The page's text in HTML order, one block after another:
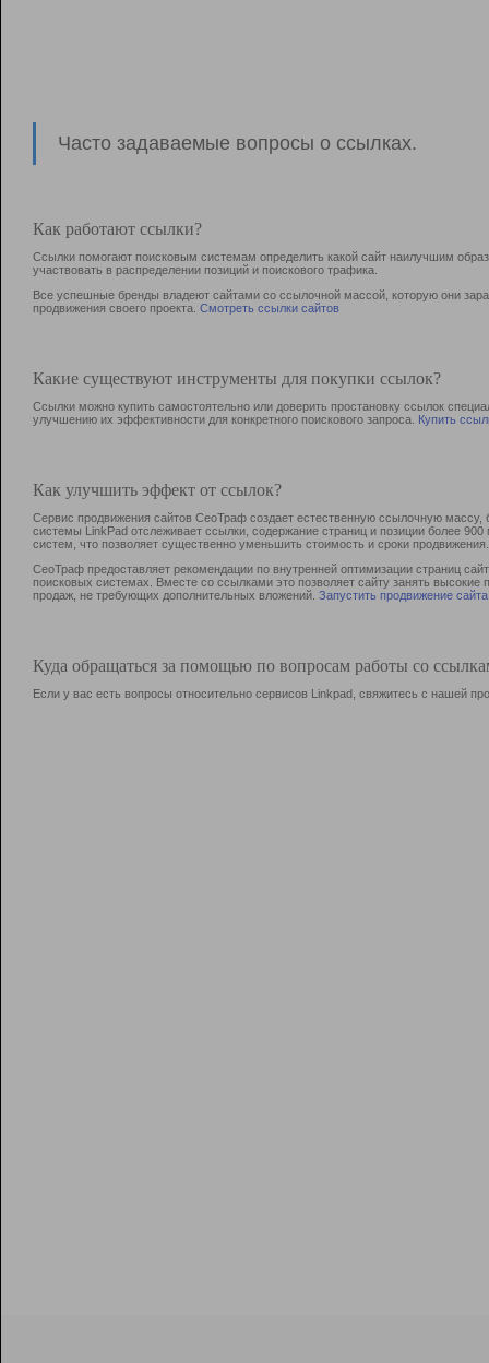
Часто задаваемые вопросы о ссылках.
Как работают ссылки?
Ссылки помогают поисковым системам определить какой сайт наилучшим
участвовать в раcпределении позиций и поискового трафика.
Все успешные бренды владеют сайтами со ссылочной массой, которую они
продвижения своего проекта. Смотреть ссылки сайтов
Какие существуют инструменты для покупки ссылок?
Ссылки можно купить самостоятельно или доверить простановку ссылок
улучшению их эффективности для конкретного поискового запроса. Купить
Как улучшить эффект от ссылок?
Сервис продвижения сайтов СеоТраф создает естественную ссылочную
системы LinkPad отслеживает ссылки, содержание страниц и позиции более
систем, что позволяет существенно уменьшить стоимость и сроки продвижения.
СеоТраф предоставляет рекомендации по внутренней оптимизации страниц
поисковых системах. Вместе со ссылками это позволяет сайту занять
продаж, не требующих дополнительных вложений. Запустить продвижение сайта
Куда обращаться за помощью по вопросам работы со
Если у вас есть вопросы относительно сервисов Linkpad, свяжитесь с нашей